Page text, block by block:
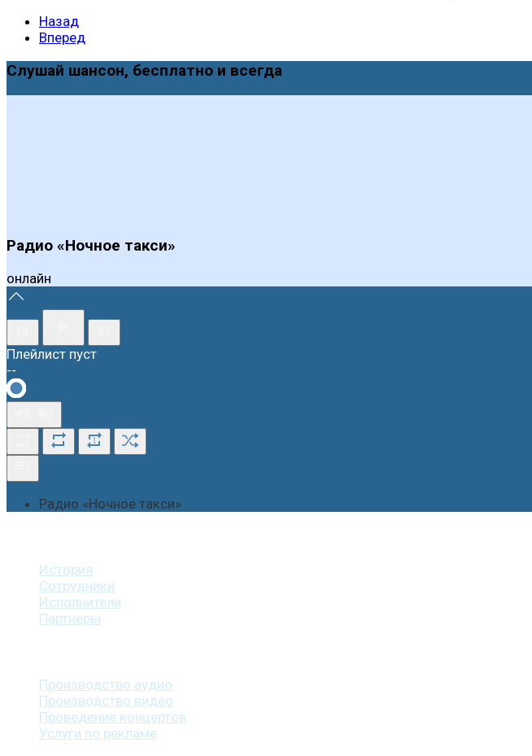
Назад
Вперед
Слушай шансон, бесплатно и всегда
Радио «Ночное такси»
онлайн
Плейлист пуст
--
1
Радио «Ночное такси»
История
Сотрудники
Исполнители
Партнеры
Производство аудио
Производство видео
Проведение концертов
Услуги по рекламе